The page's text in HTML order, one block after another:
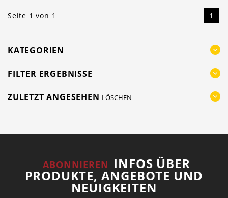
Seite 1 von 1 1
KATEGORIEN
FILTER ERGEBNISSE
ZULETZT ANGESEHEN LÖSCHEN
ABONNIEREN INFOS ÜBER
PRODUKTE, ANGEBOTE UND
NEUIGKEITEN